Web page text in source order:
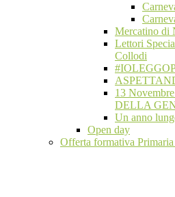
Mercatino di
Lettori
Collodi
13
DELLA
Un anno
Open day
Offerta formativa